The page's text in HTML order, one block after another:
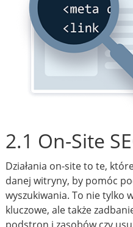
2.1 On-Site
Działania on-site to te,
danej witryny, by pomóc
wyszukiwania. To nie tylko
kluczowe, ale także
podstron i zasobów czy